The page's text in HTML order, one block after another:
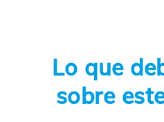
Lo que
sobre